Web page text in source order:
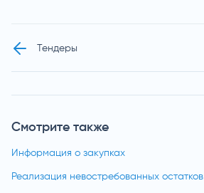
Смотрите также
Информация о закупках
Реализация невостребованных остатков
Тендеры